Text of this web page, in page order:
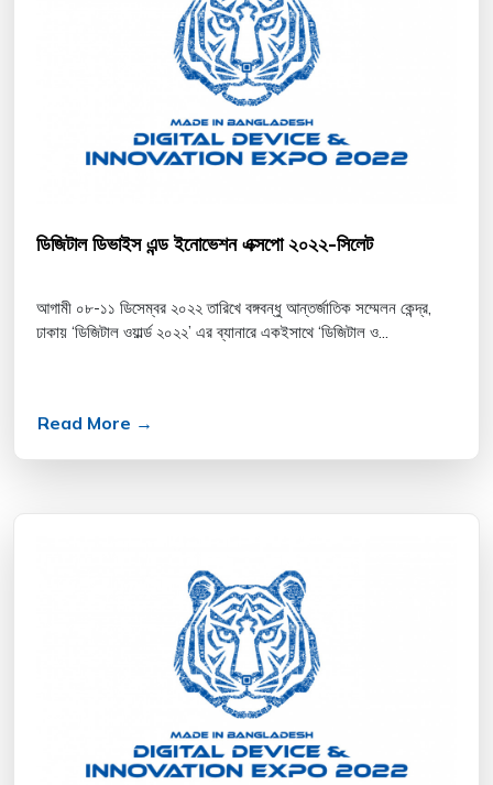
ডিজিটাল ডিভাইস এন্ড ইনোভেশন এক্সপো ২০২২-সিলেট
আগামী ০৮-১১ ডিসেম্বর ২০২২ তারিখে বঙ্গবন্ধু আন্তর্জাতিক সম্মেলন কেন্দ্র,
ঢাকায় ‘ডিজিটাল ওয়ার্ল্ড ২০২২’ এর ব্যানারে একইসাথে ‘ডিজিটাল ও...
Read More →